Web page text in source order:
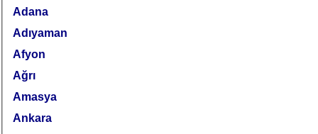
Adana
Adıyaman
Afyon
Ağrı
Amasya
Ankara